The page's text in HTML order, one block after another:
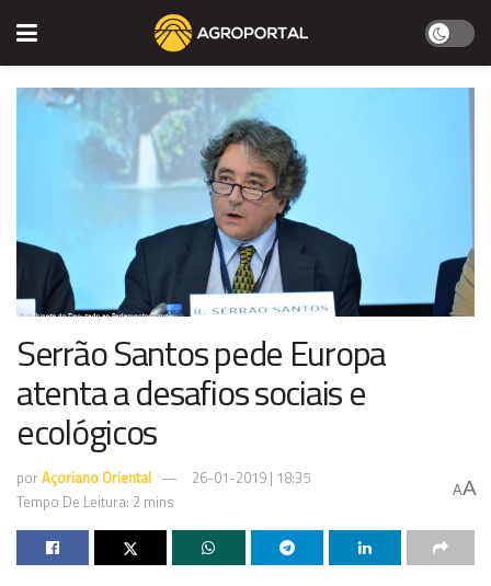
Serrão Santos pede Europa
atenta a desafios sociais e
ecológicos
porAçoriano Oriental
26-01-2019 | 18:35
Tempo De Leitura: 2 mins
AA